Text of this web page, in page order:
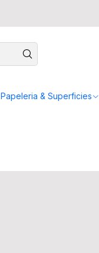
Papeleria & Superficies